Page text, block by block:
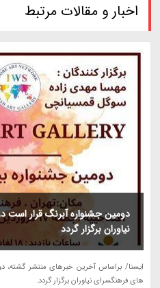
اخبار و مقالات مرتبط
دومین جشنواره آبرنگ قرار است
نیاوران برگزار گردد
ایسنا/ براساس آخرین خبرهای منتشر گشته،
های فرهنگسرای نیاوران برگزار گردد.